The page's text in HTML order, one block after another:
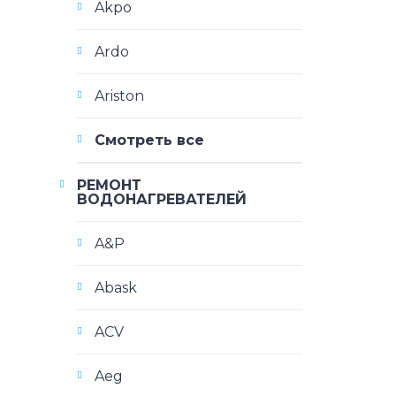
Akpo
Ardo
Ariston
Смотреть все
РЕМОНТ
ВОДОНАГРЕВАТЕЛЕЙ
A&P
Abask
ACV
Aeg